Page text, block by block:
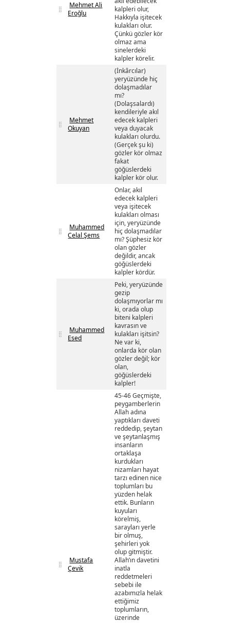
Mehmet Ali
Eroğlu
kalpleri olur,
Hakkıyla işitecek
kulakları olur.
Çünkü gözler kör
olmaz ama
sinelerdeki
kalpler körelir.
Mehmet
Okuyan
(İnkârcılar)
yeryüzünde hiç
dolaşmadılar
mı?
(Dolaşsalardı)
kendileriyle akıl
edecek kalpleri
veya duyacak
kulakları olurdu.
(Gerçek şu ki)
gözler kör olmaz
fakat
göğüslerdeki
kalpler kör olur.
Muhammed
Celal Şems
Onlar, akıl
edecek kalpleri
veya işitecek
kulakları olması
için, yeryüzünde
hiç dolaşmadılar
mı? Şüphesiz kör
olan gözler
değildir, ancak
göğüslerdeki
kalpler kördür.
Muhammed
Esed
Peki, yeryüzünde
gezip
dolaşmıyorlar mı
ki, orada olup
biteni kalpleri
kavrasın ve
kulakları işitsin?
Ne var ki,
onlarda kör olan
gözler değil; kör
olan,
göğüslerdeki
kalpler!
Mustafa
Çevik
45-46 Geçmişte,
peygamberlerin
Allah adına
yaptıkları daveti
reddedip, şeytan
ve şeytanlaşmış
insanların
ortaklaşa
kurdukları
nizamları hayat
tarzı edinen nice
toplumları bu
yüzden helak
ettik. Bunların
kuyuları
körelmiş,
sarayları yerle
bir olmuş,
şehirleri yok
olup gitmiştir.
Allah’ın davetini
inatla
reddetmeleri
sebebi ile
azabımızla helak
ettiğimiz
toplumların,
üzerinde